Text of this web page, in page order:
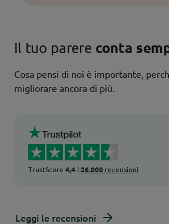
Il tuo parere conta
Cosa pensi di noi è importante,
migliorare ancora di più.
TrustScore 4,4 | 26.000 recensioni
Leggi le recensioni